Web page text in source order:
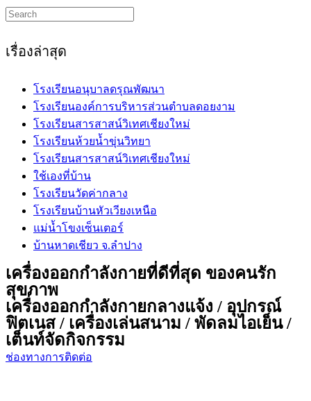
Search
this
เรื่องล่าสุด
โรงเรียนอนุบาลดรุณพัฒนา
โรงเรียนองค์การบริหารส่วนตำบลดอยงาม
โรงเรียนสารสาสน์วิเทศเชียงใหม่
โรงเรียนห้วยน้ำขุ่นวิทยา
โรงเรียนสารสาสน์วิเทศเชียงใหม่
ใช้เองที่บ้าน
โรงเรียนวัดค่ากลาง
โรงเรียนบ้านหัวเวียงเหนือ
แม่น้ำโขงเซ็นเตอร์
บ้านหาดเชียว จ.ลำปาง
เครื่องออกกำลังกายที่ดีที่สุด ของคนรัก
สุขภาพ
เครื่องออกกำลังกายกลางแจ้ง / อุปกรณ์
ฟิตเนส / เครื่องเล่นสนาม / พัดลมไอเย็น /
เต็นท์จัดกิจกรรม
ช่องทางการติดต่อ